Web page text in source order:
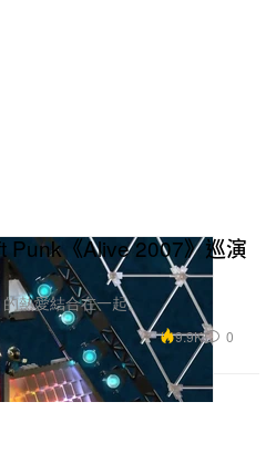
Punk《Alive 2007》巡演
熱愛結合在一起。
9.9K 0